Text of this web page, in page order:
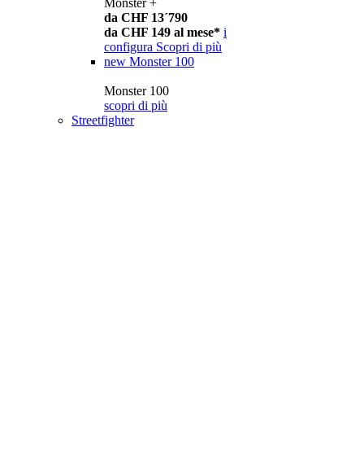
Monster +
da CHF 13´790
da CHF 149 al mese* i
configura Scopri di più
new Monster 100
Monster 100
scopri di più
Streetfighter